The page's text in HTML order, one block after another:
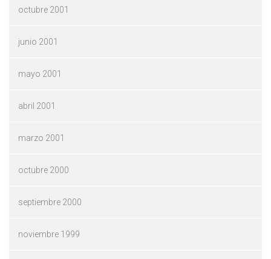
octubre 2001
junio 2001
mayo 2001
abril 2001
marzo 2001
octubre 2000
septiembre 2000
noviembre 1999